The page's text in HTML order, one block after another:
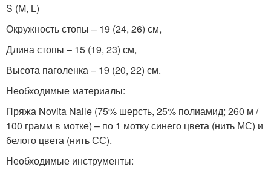
S (M, L)
Окружность стопы – 19 (24, 26) см,
Длина стопы – 15 (19, 23) см,
Высота паголенка – 19 (20, 22) см.
Необходимые материалы:
Пряжа Novita Nalle (75% шерсть, 25% полиамид; 260 м /
100 грамм в мотке) – по 1 мотку синего цвета (нить МС) и
белого цвета (нить СС).
Необходимые инструменты: